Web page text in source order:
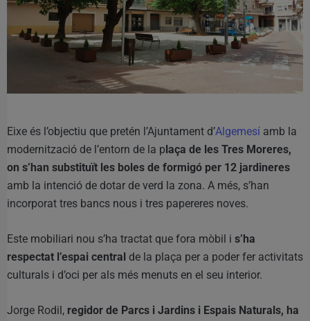
Eixe és l’objectiu que pretén l’Ajuntament d’Algemesí amb la
modernització de l’entorn de la p laça de les Tres Moreres,
on s’han substituït les boles de formigó per 12 jardineres
amb la intenció de dotar de verd la zona. A més, s’han
incorporat tres bancs nous i tres papereres noves.
Este mobiliari nou s’ha tractat que fora mòbil i s’ha
respectat l’espai central de la plaça per a poder fer activitats
culturals i d’oci per als més menuts en el seu interior.
Jorge Rodil, regidor de Parcs i Jardins i Espais Naturals, ha